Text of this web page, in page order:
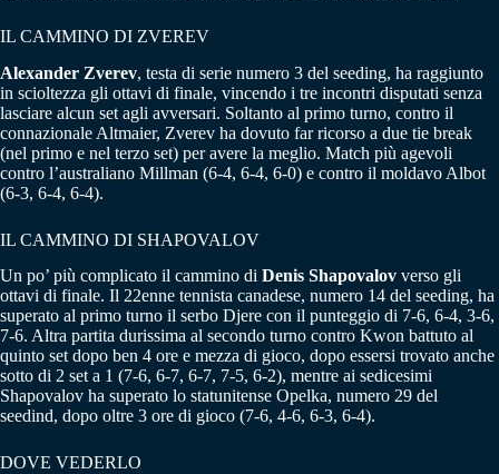
IL CAMMINO DI ZVEREV
Alexander Zverev, testa di serie numero 3 del seeding, ha raggiunto
in scioltezza gli ottavi di finale, vincendo i tre incontri disputati senza
lasciare alcun set agli avversari. Soltanto al primo turno, contro il
connazionale Altmaier, Zverev ha dovuto far ricorso a due tie break
(nel primo e nel terzo set) per avere la meglio. Match più agevoli
contro l’australiano Millman (6-4, 6-4, 6-0) e contro il moldavo Albot
(6-3, 6-4, 6-4).
IL CAMMINO DI SHAPOVALOV
Un po’ più complicato il cammino di Denis Shapovalov verso gli
ottavi di finale. Il 22enne tennista canadese, numero 14 del seeding, ha
superato al primo turno il serbo Djere con il punteggio di 7-6, 6-4, 3-6,
7-6. Altra partita durissima al secondo turno contro Kwon battuto al
quinto set dopo ben 4 ore e mezza di gioco, dopo essersi trovato anche
sotto di 2 set a 1 (7-6, 6-7, 6-7, 7-5, 6-2), mentre ai sedicesimi
Shapovalov ha superato lo statunitense Opelka, numero 29 del
seedind, dopo oltre 3 ore di gioco (7-6, 4-6, 6-3, 6-4).
DOVE VEDERLO